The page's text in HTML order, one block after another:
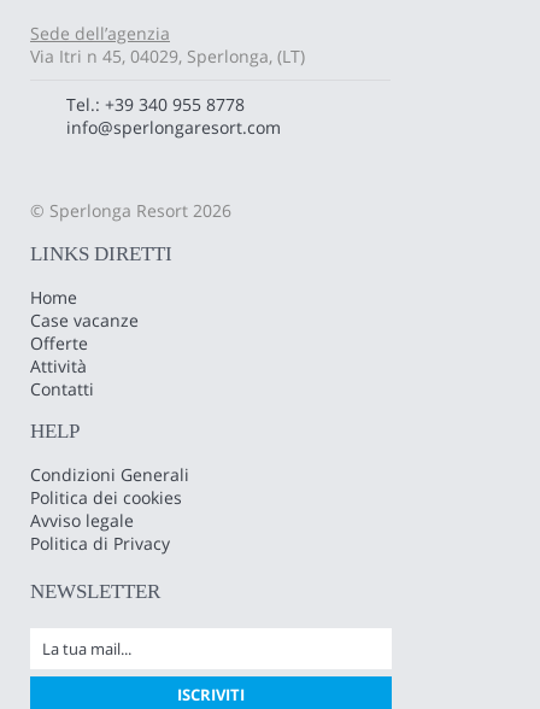
Sede dell’agenzia
Via Itri n 45, 04029, Sperlonga, (LT)
Tel.: +39 340 955 8778
info@sperlongaresort.com
© Sperlonga Resort 2026
LINKS DIRETTI
Home
Case vacanze
Offerte
Attività
Contatti
HELP
Condizioni Generali
Politica dei cookies
Avviso legale
Politica di Privacy
NEWSLETTER